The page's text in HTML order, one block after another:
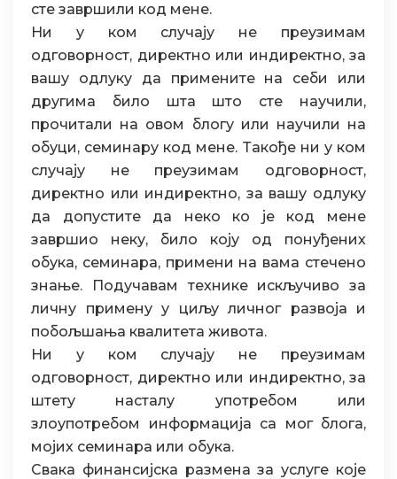
сте завршили код мене.
Ни у ком случају не преузимам
одговорност, директно или индиректно, за
вашу одлуку да примените на себи или
другима било шта што сте научили,
прочитали на овом блогу или научили на
обуци, семинару код мене. Такође ни у ком
случају не преузимам одговорност,
директно или индиректно, за вашу одлуку
да допустите да неко ко је код мене
завршио неку, било коју од понуђених
обука, семинара, примени на вама стечено
знање. Подучавам технике искључиво за
личну примену у циљу личног развоја и
побољшања квалитета живота.
Ни у ком случају не преузимам
одговорност, директно или индиректно, за
штету насталу употребом или
злоупотребом информација са мог блога,
мојих семинара или обука.
Свака финансијска размена за услуге које